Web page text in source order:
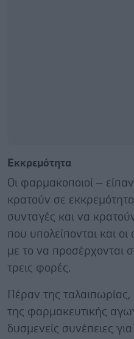
Εκκρεμότητα
Οι φαρμακοποιοί –
κρατούν σε εκκρεμότητα
συνταγές και να
που υπολείπονται και
με το να προσέρχονται
τρεις φορές.
Πέραν της
της φαρμακευτικής
δυσμενείς συνέπειες